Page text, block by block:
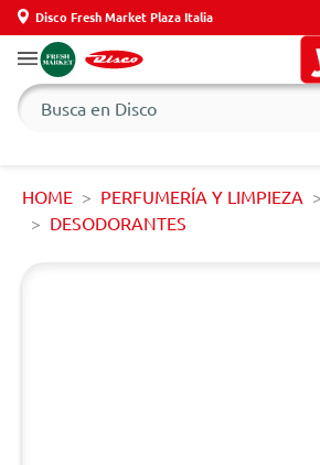
Disco Fresh Market Plaza Italia
HOME PERFUMERÍA Y LIMPIEZA
DESODORANTES